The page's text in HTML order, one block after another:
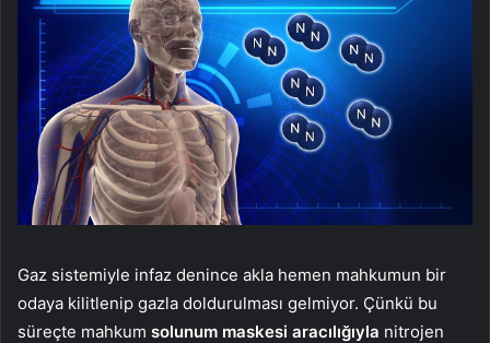
Gaz sistemiyle infaz denince akla hemen mahkumun bir
odaya kilitlenip gazla doldurulması gelmiyor. Çünkü bu
süreçte mahkum solunum maskesi aracılığıyla nitrojen